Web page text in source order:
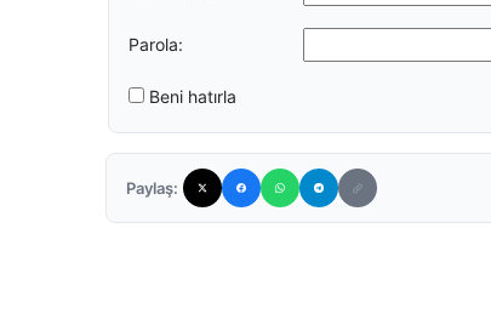
Parola:
Beni hatırla
Paylaş: